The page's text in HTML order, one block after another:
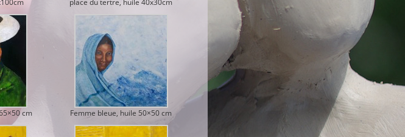
place du tertre, huile 40x30cm
cm Femme bleue, huile 50×50 cm